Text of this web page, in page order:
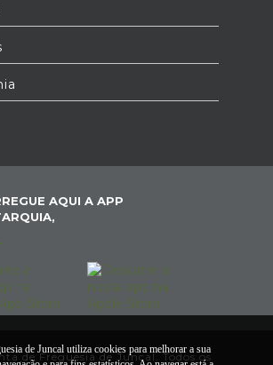
AQUI A APP
de Freguesia de Juncal. Todos os
de Juncal utiliza cookies para melhorar a sua